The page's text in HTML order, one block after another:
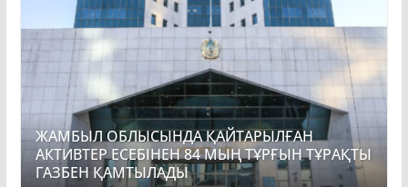
ЖАМБЫЛ ОБЛЫСЫНДА ҚАЙТАРЫЛҒАН
АКТИВТЕР ЕСЕБІНЕН 84 МЫҢ ТҰРҒЫН ТҰРАҚТЫ
ГАЗБЕН ҚАМТЫЛАДЫ